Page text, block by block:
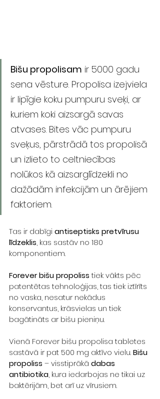
Bišu propolisam ir 5000 gadu
sena vēsture. Propolisa izejviela
ir lipīgie koku pumpuru sveķi, ar
kuriem koki aizsargā savas
atvases. Bites vāc pumpuru
sveķus, pārstrādā tos propolisā
un izlieto to celtniecības
nolūkos kā aizsarglīdzekli no
dažādām infekcijām un ārējiem
faktoriem.
Tas ir dabīgi antiseptisks pretvīrusu
līdzeklis, kas sastāv no 180
komponentiem.
Forever bišu propoliss tiek vākts pēc
patentētas tehnoloģijas, tas tiek iztīrīts
no vaska, nesatur nekādus
konservantus, krāsvielas un tiek
bagātināts ar bišu pieniņu.
Vienā Forever bišu propolisa tabletes
sastāvā ir pat 500 mg aktīvo vielu. Bišu
propoliss – visstiprākā dabas
antibiotika, kura iedarbojas ne tikai uz
baktērijām, bet arī uz vīrusiem.